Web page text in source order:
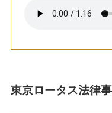
東京ロータス法律